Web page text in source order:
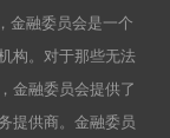
金融委员会是一个
构。对于那些无法
金融委员会提供了
提供商。金融委员